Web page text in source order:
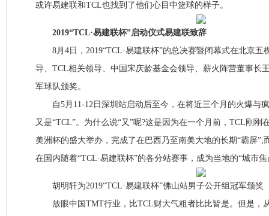
或许易建联和TCL也找到了他们心目中篮球的样子。
2019“TCL·易建联杯”启动仪式易建联致辞
8月4日，2019“TCL·易建联杯”的总决赛暨闭幕式在北京五
导、TCL相关领导、中国宋庆龄基金会领导、薪火阵营董事长
军球队颁奖。
自5月11-12日深圳站启动后至今，在将近三个月的火爆与
又是“TCL”。为什么说“又”呢?这是因为在一个月前，TCL刚刚
美洲杯的盛大举办，完成了在巴西乃至南美大地的长期“霸屏”;
在国内随着“TCL·易建联杯”的各分站赛事，成为当地的“城市焦
胡明轩为2019“TCL·易建联杯”佛山站男子公开组冠军颁奖
放眼中国TMT行业，比TCL财大气粗者比比皆是。但是，